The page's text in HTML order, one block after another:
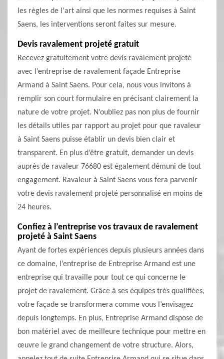
les règles de l'art ainsi que les normes requises à Saint
Saens, les interventions seront faites sur mesure.
Devis ravalement projeté gratuit
Recevez gratuitement votre devis ravalement projeté
avec l’entreprise de ravalement façade Entreprise
Armand à Saint Saens. Pour cela, nous vous invitons à
remplir son court formulaire en précisant clairement la
nature de votre projet. N’oubliez pas non plus de fournir
les détails utiles par rapport au projet pour que ravaleur
à Saint Saens puisse établir un devis bien clair et
transparent. En plus d’être gratuit, demander un devis
auprès de ravaleur 76680 est également démuni de tout
engagement. Ravaleur à Saint Saens vous fera parvenir
votre devis ravalement projeté personnalisé en moins de
24 heures.
Confiez à l’entreprise vos travaux de ravalement
projeté à Saint Saens
Ayant de fortes expériences depuis plusieurs années dans
ce domaine, l’entreprise de Entreprise Armand est une
entreprise qui travaille pour tout ce qui concerne le
projet de ravalement. Grâce à ses équipes très qualifiées,
votre façade se transformera comme vous l’envisagez
depuis longtemps. En plus, Entreprise Armand dispose de
bon matériel avec de meilleure technique pour mettre en
œuvre le grand changement de votre structure. Alors,